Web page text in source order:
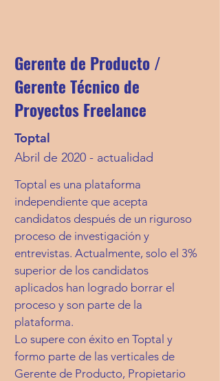
Gerente de Producto /
Gerente Técnico de
Proyectos Freelance
Toptal
Abril de 2020 - actualidad
Toptal es una plataforma
independiente que acepta
candidatos después de un riguroso
proceso de investigación y
entrevistas. Actualmente, solo el 3%
superior de los candidatos
aplicados han logrado borrar el
proceso y son parte de la
plataforma.
Lo supere con éxito en Toptal y
formo parte de las verticales de
Gerente de Producto, Propietario